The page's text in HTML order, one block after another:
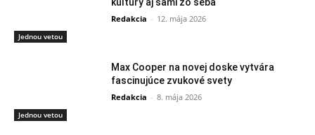
Jednou vetou
kultúry aj sami zo seba
Redakcia - 12. mája 2026
Jednou vetou
Max Cooper na novej doske vytvára
fascinujúce zvukové svety
Redakcia - 8. mája 2026